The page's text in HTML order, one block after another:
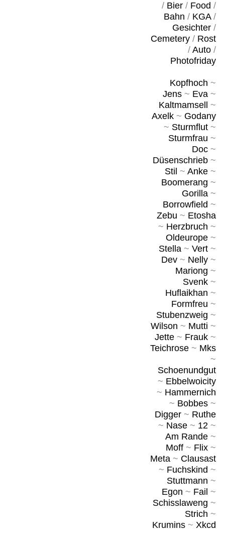
/ Bier/ Food /
Bahn / KGA/
Gesichter/
Cemetery/ Rost
/ Auto/
Photofriday
Kopfhoch ~
Jens~ Eva~
Kaltmamsell
~
Axelk~ Godany
~ Sturmflut~
Sturmfrau ~
Doc~
Düsenschrieb~
Stil ~ Anke~
Boomerang ~
Gorilla~
Borrowfield ~
Zebu ~ Etosha
~ Herzbruch ~
Oldeurope~
Stella~ Vert~
Dev~ Nelly~
Mariong ~
Svenk~
Huflaikhan ~
Formfreu ~
Stubenzweig ~
Wilson ~ Mutti ~
Jette~ Frauk~
Teichrose~ Mks
~
Schoenundgut
~ Ebbelwoicity
~ Hammernich
~ Bobbes~
Digger~ Ruthe
~ Nase~ 12~
Am Rande~
Moff~ Flix~
Meta~ Clausast
~ Fuchskind ~
Stuttmann ~
Egon ~ Fail ~
Schisslaweng ~
Strich ~
Krumins~ Xkcd